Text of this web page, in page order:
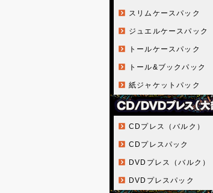
スリムケースパック
ジュエルケースパック
トールケースパック
トール&ブックパック
紙ジャケットパック
CDプレス（バルク）
CDプレスパック
DVDプレス（バルク）
DVDプレスパック